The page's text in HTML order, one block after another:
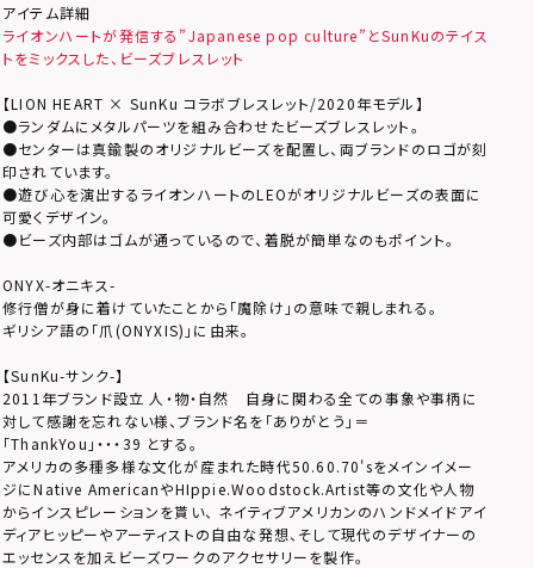
アイテム詳細
ライオンハートが発信する”Japanese pop culture”とSunKuのテイス
トをミックスした、ビーズブレスレット
【LION HEART × SunKu コラボブレスレット/2020年モデル】
●ランダムにメタルパーツを組み合わせたビーズブレスレット。
●センターは真鍮製のオリジナルビーズを配置し、両ブランドのロゴが刻
印されています。
●遊び心を演出するライオンハートのLEOがオリジナルビーズの表面に
可愛くデザイン。
●ビーズ内部はゴムが通っているので、着脱が簡単なのもポイント。
ONYX-オニキス-
修行僧が身に着けていたことから「魔除け」の意味で親しまれる。
ギリシア語の「爪(ONYXIS)」に由来。
【SunKu-サンク-】
2011年ブランド設立 人・物・自然 自身に関わる全ての事象や事柄に
対して感謝を忘れない様、ブランド名を「ありがとう」＝
「ThankYou」・・・39 とする。
アメリカの多種多様な文化が産まれた時代50.60.70'sをメインイメー
ジにNative AmericanやHIppie.Woodstock.Artist等の文化や人物
からインスピレーションを貰い、 ネイティブアメリカンのハンドメイドアイ
ディアヒッピーやアーティストの自由な発想、そして現代のデザイナーの
エッセンスを加えビーズワークのアクセサリーを製作。